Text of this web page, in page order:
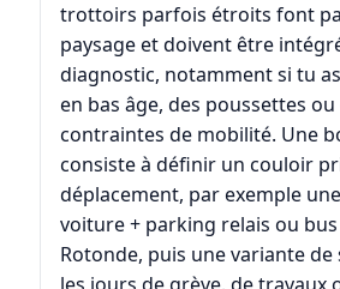
trottoirs parfois étroits font
paysage et doivent être
diagnostic, notamment si tu
en bas âge, des poussettes ou
contraintes de mobilité. Une
consiste à définir un couloir
déplacement, par exemple
voiture + parking relais ou
Rotonde, puis une variante